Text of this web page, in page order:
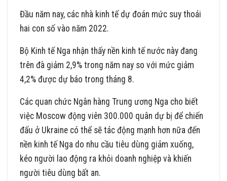
Đầu năm nay, các nhà kinh tế dự đoán mức suy thoái
hai con số vào năm 2022.
Bộ Kinh tế Nga nhận thấy nền kinh tế nước này đang
trên đà giảm 2,9% trong năm nay so với mức giảm
4,2% được dự báo trong tháng 8.
Các quan chức Ngân hàng Trung ương Nga cho biết
việc Moscow động viên 300.000 quân dự bị để chiến
đấu ở Ukraine có thể sẽ tác động mạnh hơn nữa đến
nền kinh tế Nga do nhu cầu tiêu dùng giảm xuống,
kéo người lao động ra khỏi doanh nghiệp và khiến
người tiêu dùng bất an.